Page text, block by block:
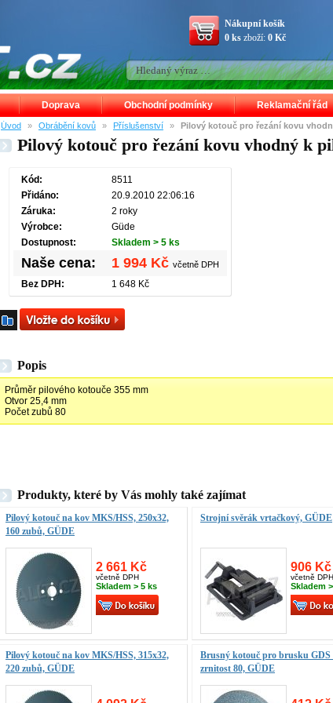
Úvod » Obrábění kovů » Příslušenství » Pilový kotouč pro řezání kovu
Pilový kotouč pro řezání kovu vhodný k
Kód:
8511
Přidáno:
20.9.2010 22:06:16
Záruka:
2 roky
Výrobce:
Güde
Dostupnost:
Skladem > 5 ks
Naše cena: 1 994 Kč včetně DPH
Bez DPH: 1 648 Kč
Popis
Průměr pilového kotouče 355 mm
Otvor 25,4 mm
Počet zubů 80
Produkty, které by Vás mohly také zajímat
Pilový kotouč na kov MKS/HSS, 250x32,
160 zubů, GÜDE
2 661 Kč
včetně DPH
Skladem > 5 ks
Strojní svěrák vrtačkový, GÜDE
906 Kč
včetně DPH
Skladem
Pilový kotouč na kov MKS/HSS, 315x32,
220 zubů, GÜDE
Brusný kotouč pro brusku GDS
zrnitost 80, GÜDE
Doprava Obchodní podmínky Reklamační řád
Nákupní košík
0 ks zboží: 0 Kč